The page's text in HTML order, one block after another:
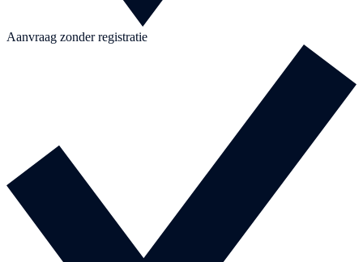
Aanvraag zonder registratie